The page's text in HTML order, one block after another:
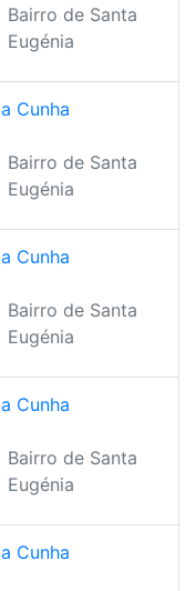
Bairro de Santa
Eugénia
Cunha
Bairro de Santa
Eugénia
Cunha
Bairro de Santa
Eugénia
Cunha
Bairro de Santa
Eugénia
Cunha